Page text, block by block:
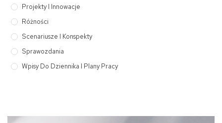
Projekty I Innowacje
Różności
Scenariusze I Konspekty
Sprawozdania
Wpisy Do Dziennika I Plany Pracy